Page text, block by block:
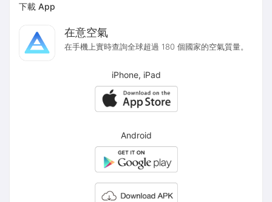
下載 App
在意空氣
在手機上實時查詢全球超過 180 個國家的空氣質量。
iPhone, iPad
Android